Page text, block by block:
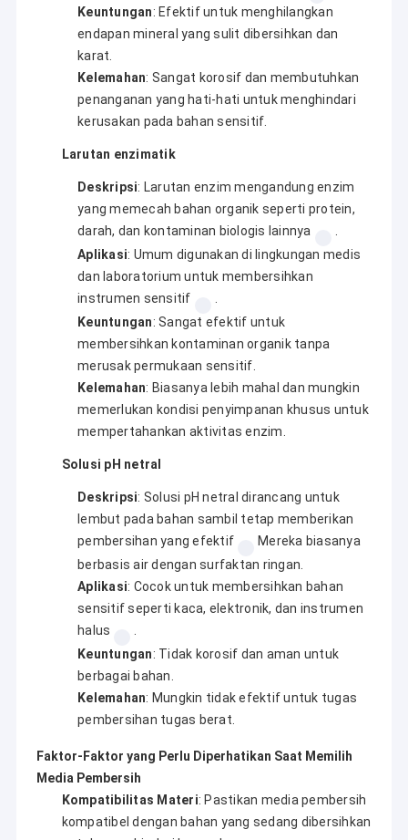
Rumah
Produk
Pertunjukan VR
Tur Pabrik
Kontrol kualitas
Hubungi kami
Berita
Pembersih Bagian Ultrasonik
Pembersih Senjata Ultrasonik
Pembersih Karbohidrat Ultrasonik
Pembersih Ultrasonik Industri
Keuntungan: Efektif untuk menghilangkan
endapan mineral yang sulit dibersihkan dan
karat.
Kelemahan: Sangat korosif dan membutuhkan
penanganan yang hati-hati untuk menghindari
kerusakan pada bahan sensitif.
Larutan enzimatik
Deskripsi: Larutan enzim mengandung enzim
yang memecah bahan organik seperti protein,
darah, dan kontaminan biologis lainnya
Aplikasi: Umum digunakan di lingkungan medis
dan laboratorium untuk membersihkan
instrumen sensitif
Keuntungan: Sangat efektif untuk
membersihkan kontaminan organik tanpa
merusak permukaan sensitif.
Kelemahan: Biasanya lebih mahal dan mungkin
memerlukan kondisi penyimpanan khusus untuk
mempertahankan aktivitas enzim.
Solusi pH netral
Deskripsi: Solusi pH netral dirancang untuk
lembut pada bahan sambil tetap memberikan
pembersihan yang efektif
Mereka biasanya
berbasis air dengan surfaktan ringan.
Aplikasi: Cocok untuk membersihkan bahan
sensitif seperti kaca, elektronik, dan instrumen
halus
Keuntungan: Tidak korosif dan aman untuk
berbagai bahan.
Kelemahan: Mungkin tidak efektif untuk tugas
pembersihan tugas berat.
Faktor-Faktor yang Perlu Diperhatikan Saat Memilih
Media Pembersih
Kompatibilitas Materi: Pastikan media pembersih
kompatibel dengan bahan yang sedang dibersihkan
Guangdong Blue Whale Ultrasonic Cleaning Equipment Co.,
adalah produsen profesional dengan 20 tahun pengalaman
dalam teknologi pembersihan ultrasonik.kami mengkhususkan
diri dalam merancang dan memproduksi berbagai mesin
pembersih ultrasonik standar, serta sistem pembersih non-
standar yang disesuaikan dengan kebutuhan industri yang unik.
pelanggan kami, kami terus berinovasi dan bertujuan untuk
solusi pembersihan lengkap yang membantu mitra kami
Kami menawarkan peralatan berkualitas tinggi dan solusi
pembersih yang komprehensif yang mencakup 12 seri
pembersih ultrasonik utama, termasuk tetapi tidak terbatas
Ultrasonik Bagian Pembersih
Pembersih Pistol Ultrasonik
Pembersih Ultrasonik Industri
Pembersih Ultrasonik Otomotif
Mesin pembersih perhiasan ultrasonik
Pembersih Ultrasonik Elektronik
Pembersih ultrasonik medis
Pembersih ultrasonik laboratorium
Pembersih Ultrasonik Digital / Mekanis
Tangki rendam dapur
...dan lebih.